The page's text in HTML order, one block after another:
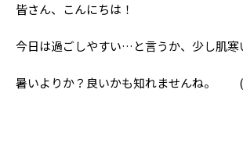
皆さん、こんにちは！
今日は過ごしやすい…と言うか、少し肌寒
暑いよりか？良いかも知れませんね。